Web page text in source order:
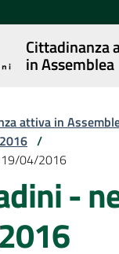
Cittadinanza
in Assemblea
in
attiva in
2016 /
04/2016
-